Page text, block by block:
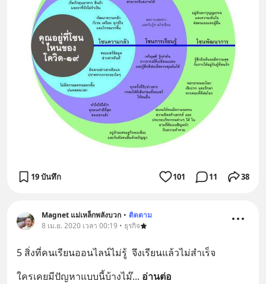
19 บันทึก 101 11 38
Magnet แม่เหล็กพลังบวก • ติดตาม
8 เม.ย. 2020 เวลา 00:19 • ธุรกิจ
5 สิ่งที่คนเรียนออนไลน์ไม่รู้  จึงเรียนแล้วไม่สำเร็จ
ใครเคยมีปัญหาแบบนี้บ้างไม๊... อ่านต่อ